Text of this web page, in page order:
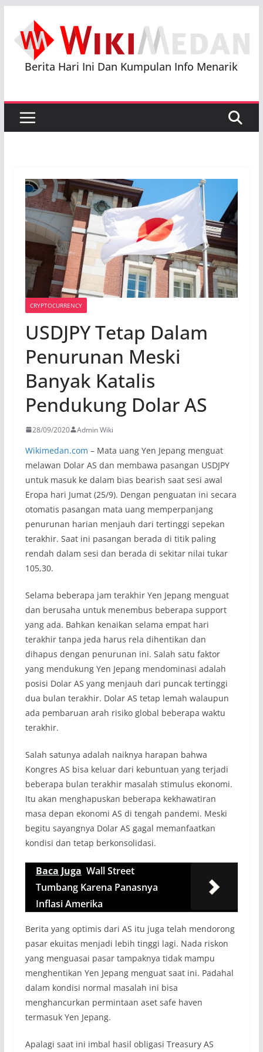
content
Berita Hari Ini Dan Kumpulan Info Menarik
CRYPTOCURRENCY
USDJPY Tetap Dalam
Penurunan Meski
Banyak Katalis
Pendukung Dolar AS
28/09/2020 Admin Wiki
Wikimedan.com – Mata uang Yen Jepang menguat
melawan Dolar AS dan membawa pasangan USDJPY
untuk masuk ke dalam bias bearish saat sesi awal
Eropa hari Jumat (25/9). Dengan penguatan ini secara
otomatis pasangan mata uang memperpanjang
penurunan harian menjauh dari tertinggi sepekan
terakhir. Saat ini pasangan berada di titik paling
rendah dalam sesi dan berada di sekitar nilai tukar
105,30.
Selama beberapa jam terakhir Yen Jepang menguat
dan berusaha untuk menembus beberapa support
yang ada. Bahkan kenaikan selama empat hari
terakhir tanpa jeda harus rela dihentikan dan
dihapus dengan penurunan ini. Salah satu faktor
yang mendukung Yen Jepang mendominasi adalah
posisi Dolar AS yang menjauh dari puncak tertinggi
dua bulan terakhir. Dolar AS tetap lemah walaupun
ada pembaruan arah risiko global beberapa waktu
terakhir.
Salah satunya adalah naiknya harapan bahwa
Kongres AS bisa keluar dari kebuntuan yang terjadi
beberapa bulan terakhir masalah stimulus ekonomi.
Itu akan menghapuskan beberapa kekhawatiran
masa depan ekonomi AS di tengah pandemi. Meski
begitu sayangnya Dolar AS gagal memanfaatkan
kondisi dan tetap berkonsolidasi.
Baca Juga Wall Street
Tumbang Karena Panasnya
Inflasi Amerika
Berita yang optimis dari AS itu juga telah mendorong
pasar ekuitas menjadi lebih tinggi lagi. Nada riskon
yang menguasai pasar tampaknya tidak mampu
menghentikan Yen Jepang menguat saat ini. Padahal
dalam kondisi normal masalah ini bisa
menghancurkan permintaan aset safe haven
termasuk Yen Jepang.
Apalagi saat ini imbal hasil obligasi Treasury AS